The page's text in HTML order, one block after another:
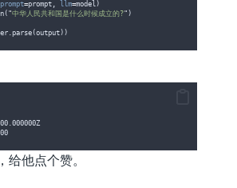
prompt=prompt, llm=model)
"中华人民共和国是什么时候成立的?" )
给他点个赞。